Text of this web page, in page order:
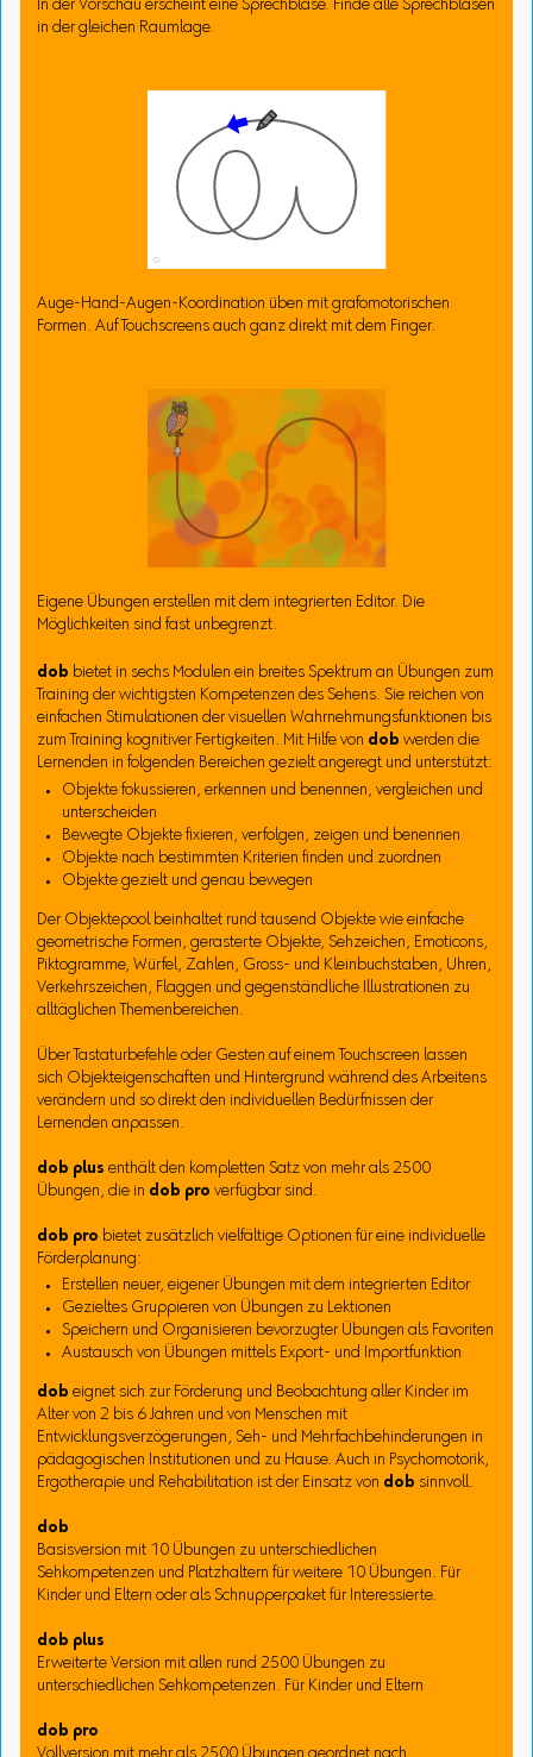
In der Vorschau erscheint eine Sprechblase. Finde alle Sprechblasen
in der gleichen Raumlage.
Auge-Hand-Augen-Koordination üben mit grafomotorischen
Formen. Auf Touchscreens auch ganz direkt mit dem Finger.
Eigene Übungen erstellen mit dem integrierten Editor. Die
Möglichkeiten sind fast unbegrenzt.
dob bietet in sechs Modulen ein breites Spektrum an Übungen zum
Training der wichtigsten Kompetenzen des Sehens. Sie reichen von
einfachen Stimulationen der visuellen Wahrnehmungsfunktionen bis
zum Training kognitiver Fertigkeiten. Mit Hilfe von dob werden die
Lernenden in folgenden Bereichen gezielt angeregt und unterstützt:
Objekte fokussieren, erkennen und benennen, vergleichen und
unterscheiden
Bewegte Objekte fixieren, verfolgen, zeigen und benennen
Objekte nach bestimmten Kriterien finden und zuordnen
Objekte gezielt und genau bewegen
Der Objektepool beinhaltet rund tausend Objekte wie einfache
geometrische Formen, gerasterte Objekte, Sehzeichen, Emoticons,
Piktogramme, Würfel, Zahlen, Gross- und Kleinbuchstaben, Uhren,
Verkehrszeichen, Flaggen und gegenständliche Illustrationen zu
alltäglichen Themenbereichen.
Über Tastaturbefehle oder Gesten auf einem Touchscreen lassen
sich Objekteigenschaften und Hintergrund während des Arbeitens
verändern und so direkt den individuellen Bedürfnissen der
Lernenden anpassen.
dob plus enthält den kompletten Satz von mehr als 2500
Übungen, die in dob pro verfügbar sind.
dob pro bietet zusätzlich vielfältige Optionen für eine individuelle
Förderplanung:
Erstellen neuer, eigener Übungen mit dem integrierten Editor
Gezieltes Gruppieren von Übungen zu Lektionen
Speichern und Organisieren bevorzugter Übungen als Favoriten
Austausch von Übungen mittels Export- und Importfunktion
dob eignet sich zur Förderung und Beobachtung aller Kinder im
Alter von 2 bis 6 Jahren und von Menschen mit
Entwicklungsverzögerungen, Seh- und Mehrfachbehinderungen in
pädagogischen Institutionen und zu Hause. Auch in Psychomotorik,
Ergotherapie und Rehabilitation ist der Einsatz von dob sinnvoll.
dob
Basisversion mit 10 Übungen zu unterschiedlichen
Sehkompetenzen und Platzhaltern für weitere 10 Übungen. Für
Kinder und Eltern oder als Schnupperpaket für Interessierte.
dob plus
Erweiterte Version mit allen rund 2500 Übungen zu
unterschiedlichen Sehkompetenzen. Für Kinder und Eltern
dob pro